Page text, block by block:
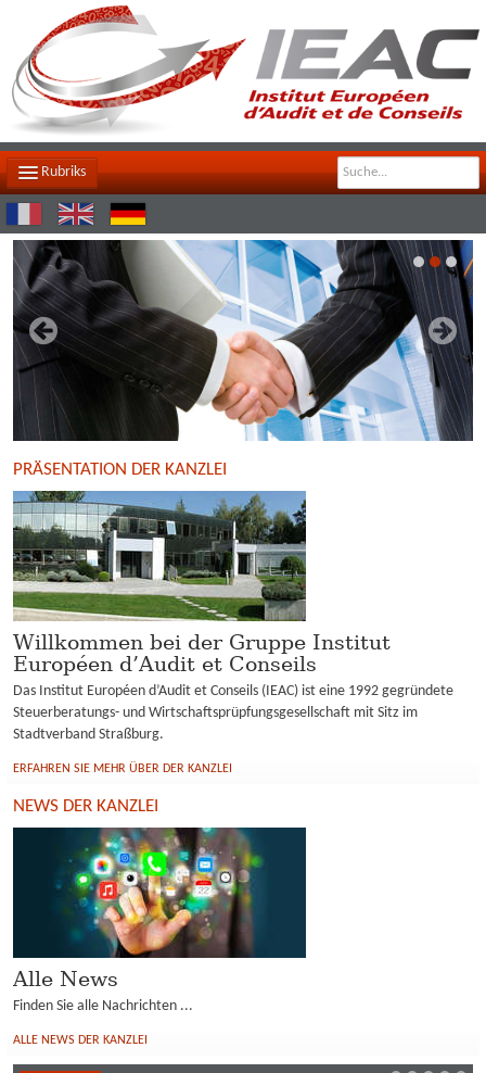
Rubriks
DIE KANZLEI
UNSER TEAM
UNSERE AUFGABEN
KONTAKT
ZUGRIFFSPLAN
NEWSFEED
PRÄSENTATION DER KANZLEI
Willkommen bei der Gruppe Institut
Européen d’Audit et Conseils
Das Institut Européen d’Audit et Conseils (IEAC) ist eine 1992 gegründete
Steuerberatungs- und Wirtschaftsprüpfungsgesellschaft mit Sitz im
Stadtverband Straßburg.
ERFAHREN SIE MEHR ÜBER DER KANZLEI
NEWS DER KANZLEI
Alle News
Finden Sie alle Nachrichten ...
ALLE NEWS DER KANZLEI